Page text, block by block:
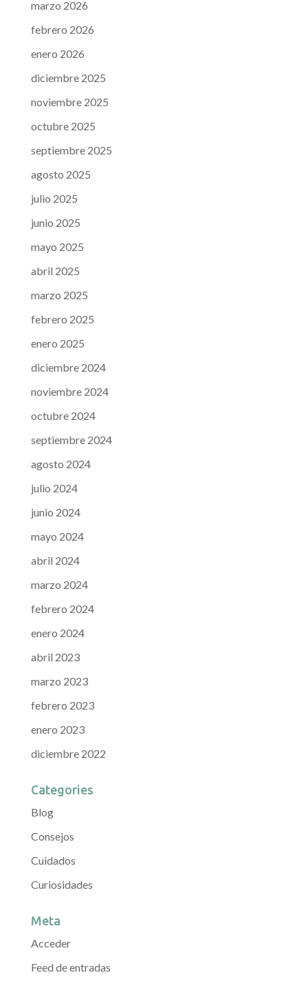
marzo 2026
febrero 2026
enero 2026
diciembre 2025
noviembre 2025
octubre 2025
septiembre 2025
agosto 2025
julio 2025
junio 2025
mayo 2025
abril 2025
marzo 2025
febrero 2025
enero 2025
diciembre 2024
noviembre 2024
octubre 2024
septiembre 2024
agosto 2024
julio 2024
junio 2024
mayo 2024
abril 2024
marzo 2024
febrero 2024
enero 2024
abril 2023
marzo 2023
febrero 2023
enero 2023
diciembre 2022
Categories
Blog
Consejos
Cuidados
Curiosidades
Meta
Acceder
Feed de entradas